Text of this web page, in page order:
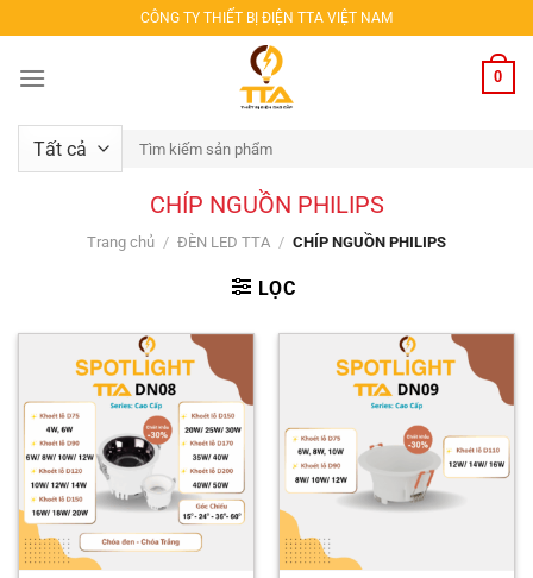
qua
nội
CÔNG TY THIẾT BỊ ĐIỆN TTA VIỆT NAM
0
Tìm
kiếm:
CHÍP NGUỒN PHILIPS
Trang chủ / ĐÈN LED TTA / CHÍP NGUỒN PHILIPS
LỌC